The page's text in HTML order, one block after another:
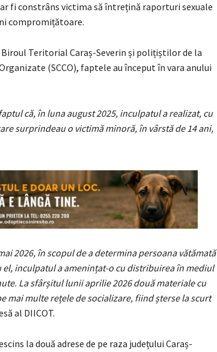
fi constrâns victima să întrețină raporturi sexuale
compromițătoare.
Teritorial Caraș-Severin și polițiștilor de la
(SCCO), faptele au început în vara anului
că, în luna august 2025, inculpatul a realizat, cu
surprindeau o victimă minoră, în vârstă de 14 ani,
2026, în scopul de a determina persoana vătămată
inculpatul a amenințat-o cu distribuirea în mediul
La sfârșitul lunii aprilie 2026 două materiale cu
mai multe rețele de socializare, fiind șterse la scurt
al DIICOT.
la două adrese de pe raza județului Caraș-